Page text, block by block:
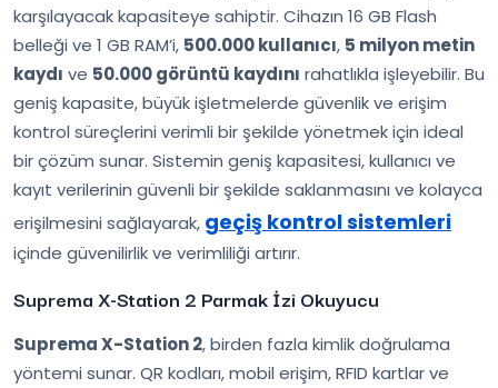
karşılayacak kapasiteye sahiptir. Cihazın 16 GB Flash
belleği ve 1 GB RAM’i, 500.000 kullanıcı, 5 milyon metin
kaydı ve 50.000 görüntü kaydını rahatlıkla işleyebilir. Bu
geniş kapasite, büyük işletmelerde güvenlik ve erişim
kontrol süreçlerini verimli bir şekilde yönetmek için ideal
bir çözüm sunar. Sistemin geniş kapasitesi, kullanıcı ve
kayıt verilerinin güvenli bir şekilde saklanmasını ve kolayca
erişilmesini sağlayarak, geçiş kontrol sistemleri
içinde güvenilirlik ve verimliliği artırır.
Suprema X-Station 2 Parmak İzi Okuyucu
Suprema X-Station 2, birden fazla kimlik doğrulama
yöntemi sunar. QR kodları, mobil erişim, RFID kartlar ve